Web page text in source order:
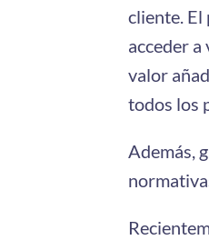
cliente. El
acceder
valor
todos los
Además,